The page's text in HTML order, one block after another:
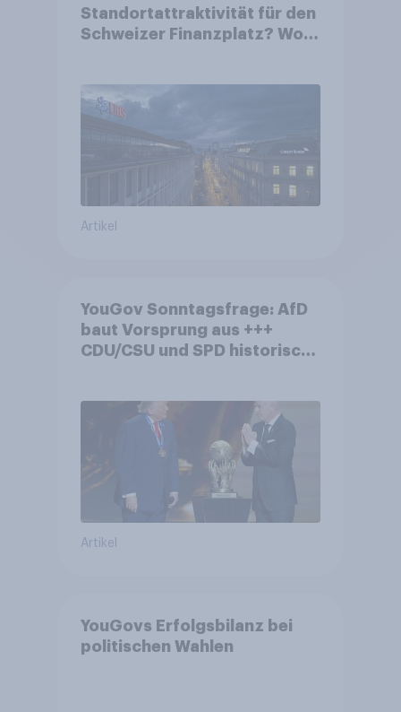
Standortattraktivität für den
Schweizer Finanzplatz? Wo
von Grossbanken steht
Artikel
YouGov Sonntagsfrage: AfD
baut Vorsprung aus +++
CDU/CSU und SPD historisch
Fußball-WM ohne Politik
Artikel
YouGovs Erfolgsbilanz bei
politischen Wahlen